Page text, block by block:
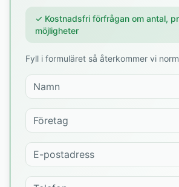
✓ Kostnadsfri förfrågan om antal,
möjligheter
Fyll i formuläret så återkommer vi